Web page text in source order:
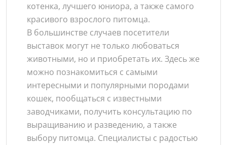
котенка, лучшего юниора, а также самого
красивого взрослого питомца.
В большинстве случаев посетители
выставок могут не только любоваться
животными, но и приобретать их. Здесь же
можно познакомиться с самыми
интересными и популярными породами
кошек, пообщаться с известными
заводчиками, получить консультацию по
выращиванию и разведению, а также
выбору питомца. Специалисты с радостью